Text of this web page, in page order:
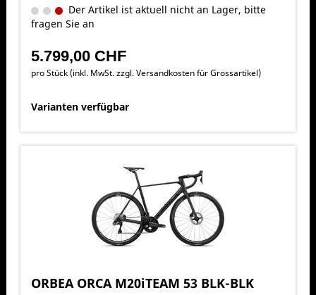
Der Artikel ist aktuell nicht an Lager, bitte
fragen Sie an
5.799,00 CHF
pro Stück (inkl. MwSt. zzgl.Versandkosten für Grossartikel)
Varianten verfügbar
ORBEA ORCA M20iTEAM 53 BLK-BLK